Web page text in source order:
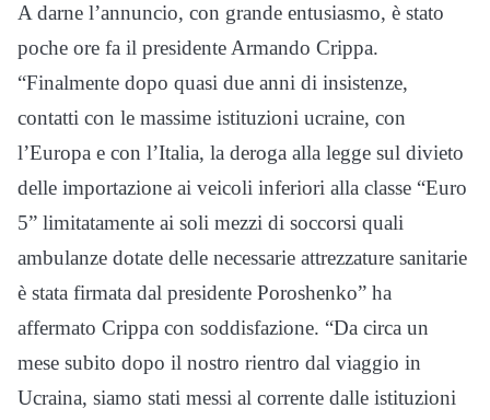
A darne l’annuncio, con grande entusiasmo, è stato
poche ore fa il presidente Armando Crippa.
“Finalmente dopo quasi due anni di insistenze,
contatti con le massime istituzioni ucraine, con
l’Europa e con l’Italia, la deroga alla legge sul divieto
delle importazione ai veicoli inferiori alla classe “Euro
5” limitatamente ai soli mezzi di soccorsi quali
ambulanze dotate delle necessarie attrezzature sanitarie
è stata firmata dal presidente Poroshenko” ha
affermato Crippa con soddisfazione. “Da circa un
mese subito dopo il nostro rientro dal viaggio in
Ucraina, siamo stati messi al corrente dalle istituzioni